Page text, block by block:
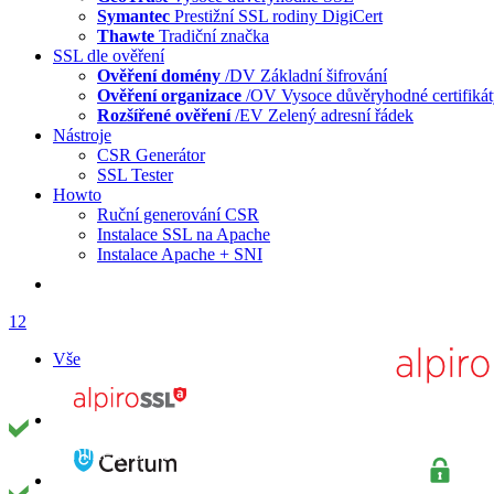
Symantec Prestižní SSL rodiny DigiCert
Thawte Tradiční značka
SSL dle ověření
Ověření domény /DV Základní šifrování
Ověření organizace /OV Vysoce důvěryhodné
Rozšířené ověření/EV Zelený adresní řádek
Nástroje
CSR Generátor
SSL Tester
Howto
Ruční generování CSR
Instalace SSL na Apache
Instalace Apache + SNI
1 2
Vše